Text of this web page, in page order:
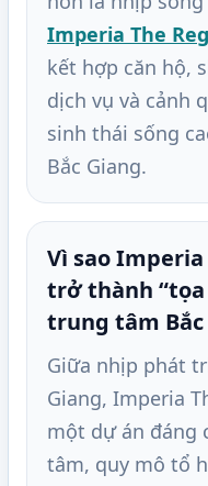
Imperia The
kết hợp căn hộ,
dịch vụ và cảnh
sinh thái sống
Bắc Giang.
Vì sao
trở thành
trung tâm Bắc
Giữa nhịp phát
Giang, Imperia
một dự án đáng
tâm, quy mô tổ